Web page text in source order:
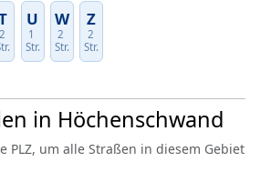
2
U
1
Str.
W
2
Str.
Z
2
Str.
in Höchenschwand
PLZ, um alle Straßen in diesem Gebiet